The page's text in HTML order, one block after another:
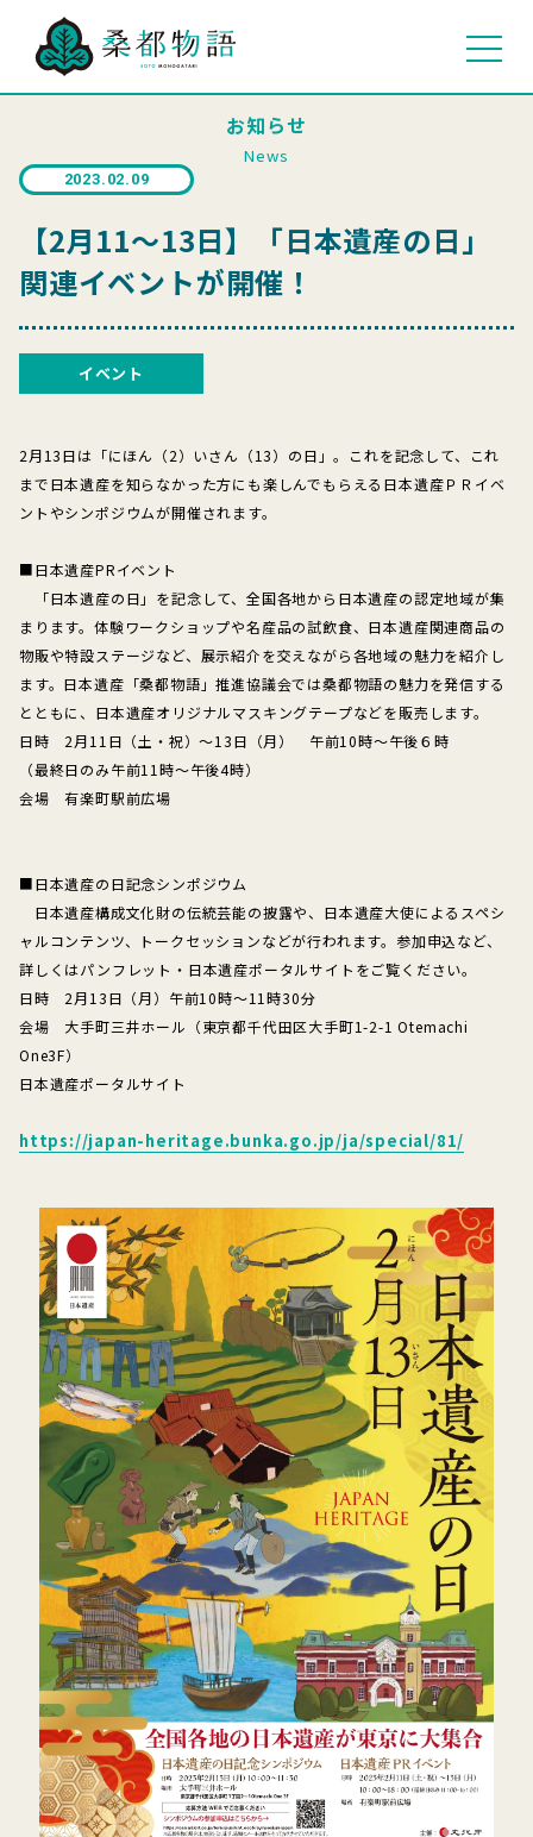
お知らせ
News
2023.02.09
【2月11～13日】「日本遺産の日」
関連イベントが開催！
イベント
2月13日は「にほん（2）いさん（13）の日」。これを記念して、これ
まで日本遺産を知らなかった方にも楽しんでもらえる日本遺産ＰＲイベ
ントやシンポジウムが開催されます。
■日本遺産PRイベント
「日本遺産の日」を記念して、全国各地から日本遺産の認定地域が集
まります。体験ワークショップや名産品の試飲食、日本遺産関連商品の
物販や特設ステージなど、展示紹介を交えながら各地域の魅力を紹介し
ます。日本遺産「桑都物語」推進協議会では桑都物語の魅力を発信する
とともに、日本遺産オリジナルマスキングテープなどを販売します。
日時 2月11日（土・祝）～13日（月） 午前10時～午後６時
（最終日のみ午前11時～午後4時）
会場 有楽町駅前広場
■日本遺産の日記念シンポジウム
日本遺産構成文化財の伝統芸能の披露や、日本遺産大使によるスペシ
ャルコンテンツ、トークセッションなどが行われます。参加申込など、
詳しくはパンフレット・日本遺産ポータルサイトをご覧ください。
日時 2月13日（月）午前10時～11時30分
会場 大手町三井ホール（東京都千代田区大手町1-2-1 Otemachi
One3F）
日本遺産ポータルサイト
https://japan-heritage.bunka.go.jp/ja/special/81/